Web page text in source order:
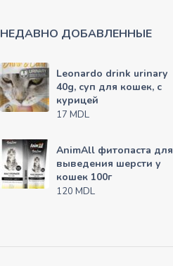
НЕДАВНО ДОБАВЛЕННЫЕ
Leonardo drink urinary
40g, суп для кошек, с
курицей
17 MDL
AnimAll фитопаста для
выведения шерсти у
кошек 100г
120 MDL